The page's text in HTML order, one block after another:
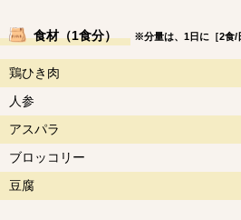
食材（1食分） ※分量は、1日に［2食/
鶏ひき肉
人参
アスパラ
ブロッコリー
豆腐